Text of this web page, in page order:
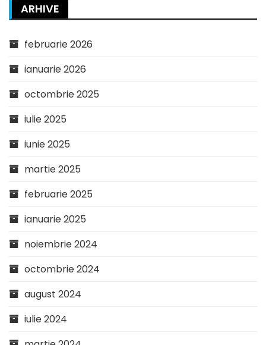
ARHIVE
februarie 2026
ianuarie 2026
octombrie 2025
iulie 2025
iunie 2025
martie 2025
februarie 2025
ianuarie 2025
noiembrie 2024
octombrie 2024
august 2024
iulie 2024